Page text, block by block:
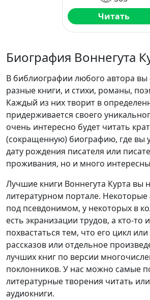
Читать
Биография Воннегута
В библиографии любого автора вы
разные книги, и стихи, романы,
Каждый из них творит в
придерживается своего
очень интересно будет читать
(сокращенную) биографию, где вы
дату рождения писателя или
проживания, но и много
Лучшие книги Воннегута Курта вы
литературном портале.
под псевдонимом, у некоторых в
есть экранизации трудов, а кто-то
похвастаться тем, что его цикл
рассказов или отдельное
лучших книг по версии
поклонников. У нас можно самые
литературные творения читать
аудиокниги.